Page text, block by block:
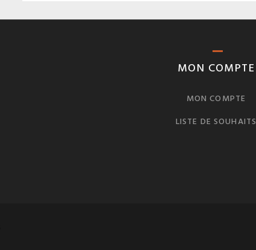
MON COMPTE
MON COMPTE
LISTE DE SOUHAITS